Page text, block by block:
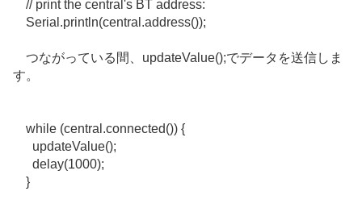
// print the central's BT address:
Serial .println(central .address());
つながっている間、updateValue();でデータを送信しま
す。
while (central .connected()) {
updateValue();
delay(1000);
}